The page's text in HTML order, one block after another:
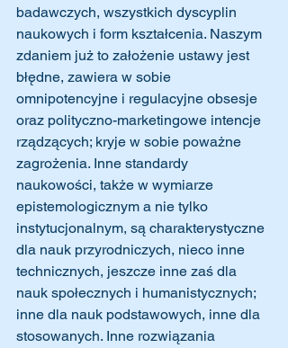
badawczych, wszystkich dyscyplin
naukowych i form kształcenia. Naszym
zdaniem już to założenie ustawy jest
błędne, zawiera w sobie
omnipotencyjne i regulacyjne obsesje
oraz polityczno-marketingowe intencje
rządzących; kryje w sobie poważne
zagrożenia. Inne standardy
naukowości, także w wymiarze
epistemologicznym a nie tylko
instytucjonalnym, są charakterystyczne
dla nauk przyrodniczych, nieco inne
technicznych, jeszcze inne zaś dla
nauk społecznych i humanistycznych;
inne dla nauk podstawowych, inne dla
stosowanych. Inne rozwiązania